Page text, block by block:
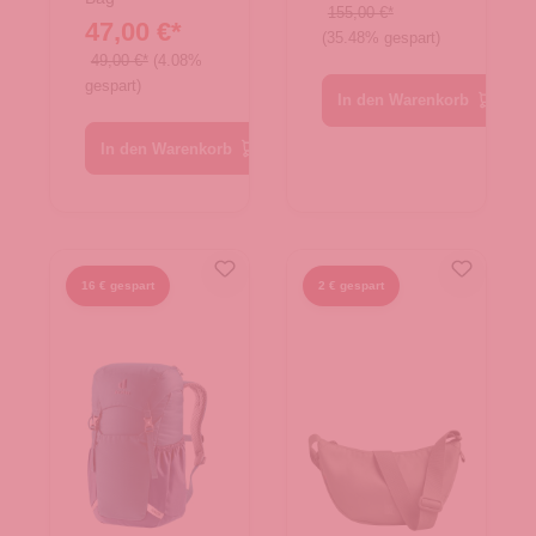
Black
47,00 €*
49,00 €* (4.08%
gespart)
TNF Black
155,00 €*
(35.48% gespart)
16 € gespart 2 € gespart